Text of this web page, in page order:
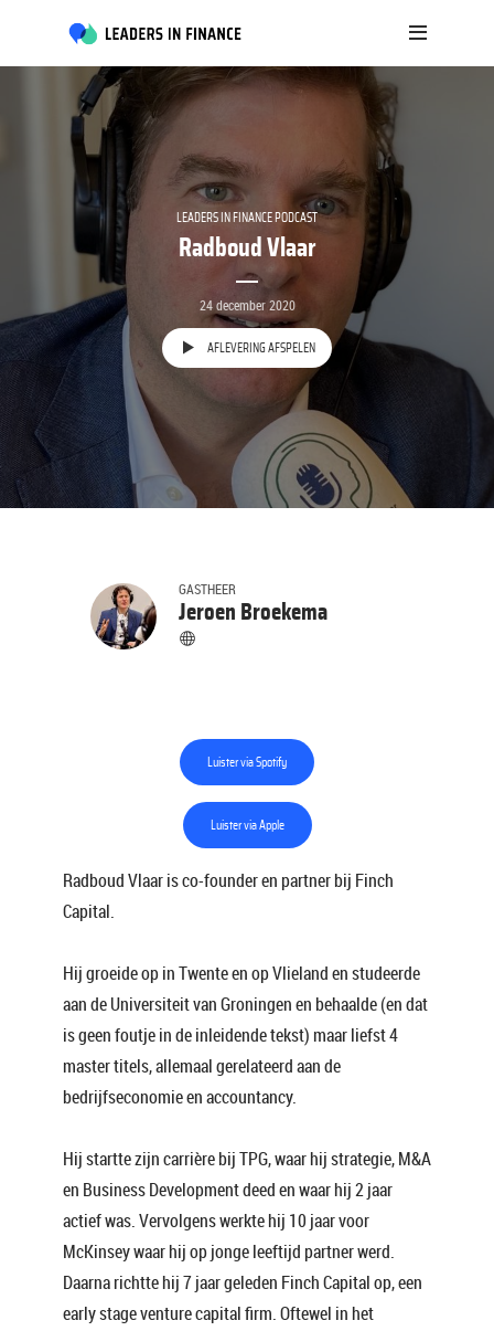
LEADERS IN FINANCE PODCAST
Radboud Vlaar
24 december 2020
AFLEVERING AFSPELEN
GASTHEER
Jeroen Broekema
Luister via Spotify
Luister via Apple
Radboud Vlaar is co-founder en partner bij Finch
Capital.
Hij groeide op in Twente en op Vlieland en studeerde
aan de Universiteit van Groningen en behaalde (en dat
is geen foutje in de inleidende tekst) maar liefst 4
master titels, allemaal gerelateerd aan de
bedrijfseconomie en accountancy.
Hij startte zijn carrière bij TPG, waar hij strategie, M&A
en Business Development deed en waar hij 2 jaar
actief was. Vervolgens werkte hij 10 jaar voor
McKinsey waar hij op jonge leeftijd partner werd.
Daarna richtte hij 7 jaar geleden Finch Capital op, een
early stage venture capital firm. Oftewel in het